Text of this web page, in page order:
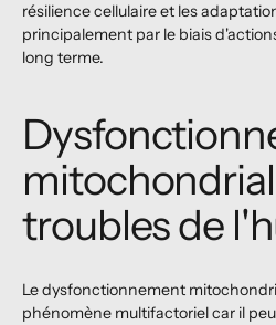
résilience cellulaire et les
principalement par le biais
long terme.
troubles de
Le dysfonctionnement
phénomène multifactoriel car il